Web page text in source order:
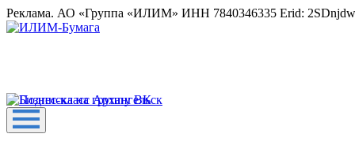
Реклама. АО «Группа «ИЛИМ» ИНН 7840346335 Erid: